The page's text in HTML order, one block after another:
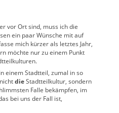
vor Ort sind, muss ich die
ein paar Wünsche mit auf
mich kürzer als letztes Jahr,
möchte nur zu einem Punkt
einem Stadtteil, zumal in so
dieStadtteilkultur, sondern
Falle bekämpfen, im
bei uns der Fall ist,